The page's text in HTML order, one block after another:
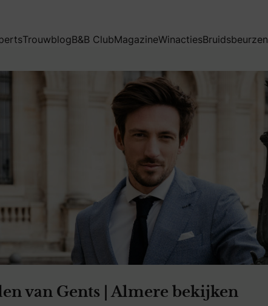
TrouwblogB&B ClubMagazineWinactiesBruidsbeurzen
van Gents | Almere bekijken